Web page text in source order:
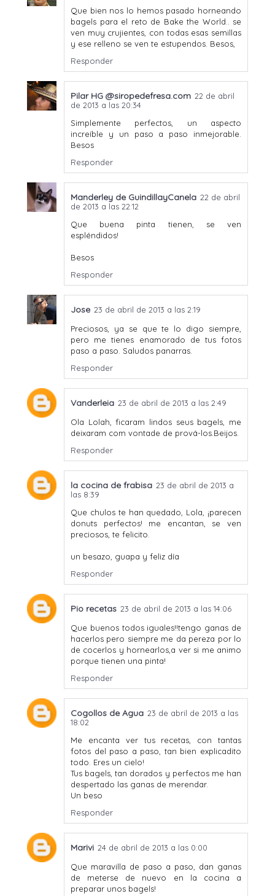
Que bien nos lo hemos pasado horneando
bagels para el reto de Bake the World.. se
ven muy crujientes, con todas esas semillas
y ese relleno se ven te estupendos. Besos,
Responder
Pilar HG @siropedefresa.com 22 de abril
de 2013 a las 20:34
Simplemente perfectos, un aspecto
increíble y un paso a paso inmejorable.
Besos
Responder
Manderley de GuindillayCanela 22 de abril
de 2013 a las 22:12
Que buena pinta tienen, se ven
espléndidos!
Besos
Responder
Jose 23 de abril de 2013 a las 2:19
Preciosos, ya se que te lo digo siempre,
pero me tienes enamorado de tus fotos
paso a paso. Saludos panarras.
Responder
Vanderleia 23 de abril de 2013 a las 2:49
Ola Lolah, ficaram lindos seus bagels, me
deixaram com vontade de prová-los.Beijos.
Responder
la cocina de frabisa 23 de abril de 2013 a
las 8:39
Que chulos te han quedado, Lola, ¡parecen
donuts perfectos! me encantan, se ven
preciosos, te felicito.
un besazo, guapa y feliz día
Responder
Pio recetas 23 de abril de 2013 a las 14:06
Que buenos todos iguales!!tengo ganas de
hacerlos pero siempre me da pereza por lo
de cocerlos y hornearlos,a ver si me animo
porque tienen una pinta!
Responder
Cogollos de Agua 23 de abril de 2013 a las
18:02
Me encanta ver tus recetas, con tantas
fotos del paso a paso, tan bien explicadito
todo. Eres un cielo!
Tus bagels, tan dorados y perfectos me han
despertado las ganas de merendar.
Un beso
Responder
Marivi 24 de abril de 2013 a las 0:00
Que maravilla de paso a paso, dan ganas
de meterse de nuevo en la cocina a
preparar unos bagels!